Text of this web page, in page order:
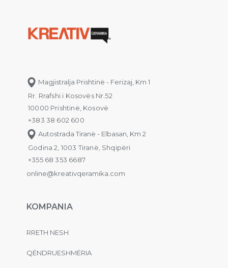
Magjistralja Prishtinë - Ferizaj, Km 1
Rr. Rrafshi i Kosovës Nr.52
10000 Prishtinë, Kosovë
+383 38 602 600
Autostrada Tiranë - Elbasan, Km 2
Godina 2, 1003 Tiranë, Shqipëri
+355 68 353 6687
online@kreativqeramika.com
KOMPANIA
RRETH NESH
QËNDRUESHMËRIA